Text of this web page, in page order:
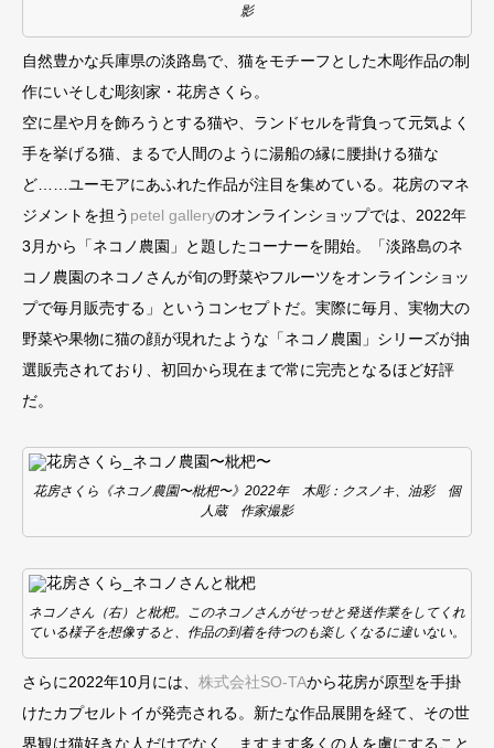
影
自然豊かな兵庫県の淡路島で、猫をモチーフとした木彫作品の制
作にいそしむ彫刻家・花房さくら。
空に星や月を飾ろうとする猫や、ランドセルを背負って元気よく
手を挙げる猫、まるで人間のように湯船の縁に腰掛ける猫な
ど……ユーモアにあふれた作品が注目を集めている。花房のマネ
ジメントを担う petel galleryのオンラインショップでは、2022年
3月から「ネコノ農園」と題したコーナーを開始。「淡路島のネ
コノ農園のネコノさんが旬の野菜やフルーツをオンラインショッ
プで毎月販売する」というコンセプトだ。実際に毎月、実物大の
野菜や果物に猫の顔が現れたような「ネコノ農園」シリーズが抽
選販売されており、初回から現在まで常に完売となるほど好評
だ。
花房さくら《ネコノ農園〜枇杷〜》2022年 木彫：クスノキ、油彩 個
人蔵 作家撮影
ネコノさん（右）と枇杷。このネコノさんがせっせと発送作業をしてくれ
ている様子を想像すると、作品の到着を待つのも楽しくなるに違いない。
さらに2022年10月には、 株式会社SO-TAから花房が原型を手掛
けたカプセルトイが発売される。新たな作品展開を経て、その世
界観は猫好きな人だけでなく、ますます多くの人を虜にすること